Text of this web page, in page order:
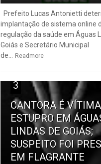
Prefeito Lucas Antonietti
implantação de sistema online
regulação da saúde em Águas
Goiás e Secretário Municipal
de...
Readmore
3
CANTORA É
ESTUPRO EM
LINDAS DE GOIÁS;
SUSPEITO FOI
EM FLAGRANTE